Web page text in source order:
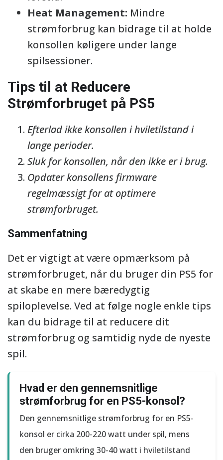
Heat Management: Mindre
strømforbrug kan bidrage til at holde
konsollen køligere under lange
spilsessioner.
Tips til at Reducere
Strømforbruget på PS5
Efterlad ikke konsollen i hviletilstand i
lange perioder.
Sluk for konsollen, når den ikke er i brug.
Opdater konsollens firmware
regelmæssigt for at optimere
strømforbruget.
Sammenfatning
Det er vigtigt at være opmærksom på
strømforbruget, når du bruger din PS5 for
at skabe en mere bæredygtig
spiloplevelse. Ved at følge nogle enkle tips
kan du bidrage til at reducere dit
strømforbrug og samtidig nyde de nyeste
spil.
Hvad er den gennemsnitlige
strømforbrug for en PS5-konsol?
Den gennemsnitlige strømforbrug for en PS5-
konsol er cirka 200-220 watt under spil, mens
den bruger omkring 30-40 watt i hviletilstand